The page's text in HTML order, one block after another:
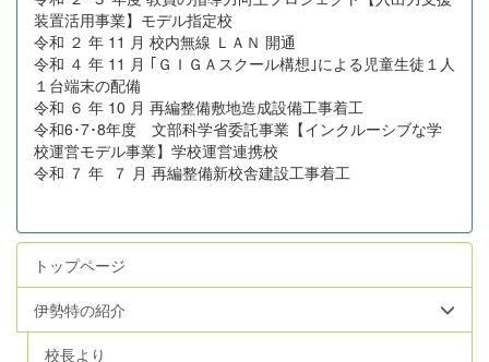
装置活用事業】モデル指定校
令和 ２ 年 11 月 校内無線 ＬＡＮ 開通
令和 ４ 年 11 月 ｢ＧＩＧＡスクール構想｣による児童生徒１人
１台端末の配備
令和 ６ 年 10 月 再編整備敷地造成設備工事着工
令和6･7･8年度 文部科学省委託事業【インクルーシブな学
校運営モデル事業】学校運営連携校
令和 ７ 年 ７ 月 再編整備新校舎建設工事着工
トップページ
伊勢特の紹介
校長より